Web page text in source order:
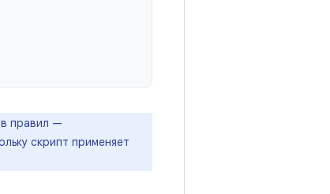
правил —
скрипт применяет